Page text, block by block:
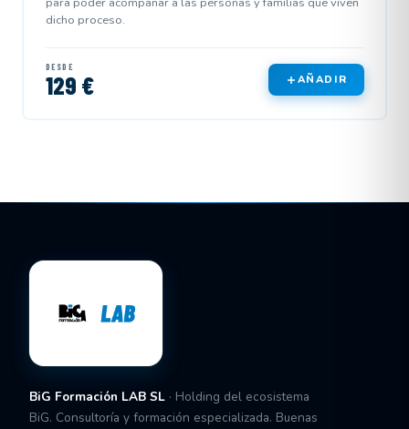
dicho proceso.
DESDE
129 € AÑADIR
BiG Formación LAB SL · Holding del ecosistema
BiG. Consultoría y formación especializada. Buenas